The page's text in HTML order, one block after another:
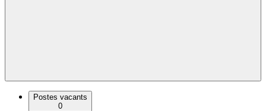
Postes vacants
0